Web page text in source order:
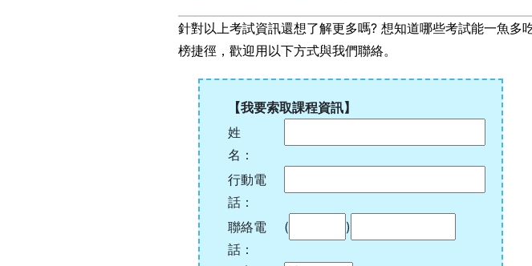
針對以上考試資訊還想了解更多嗎? 想知道哪些考試能一魚
榜捷徑，歡迎用以下方式與我們聯絡。
【我要索取課程資訊】
姓
名：
行動電
話：
聯絡電
話：
( )